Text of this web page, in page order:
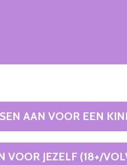
AAN VOOR EEN
VOOR JEZELF (18+/